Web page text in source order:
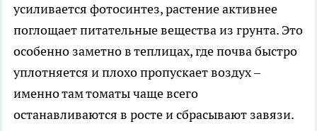
усиливается фотосинтез, растение активнее
поглощает питательные вещества из грунта. Это
особенно заметно в теплицах, где почва быстро
уплотняется и плохо пропускает воздух –
именно там томаты чаще всего
останавливаются в росте и сбрасывают завязи.